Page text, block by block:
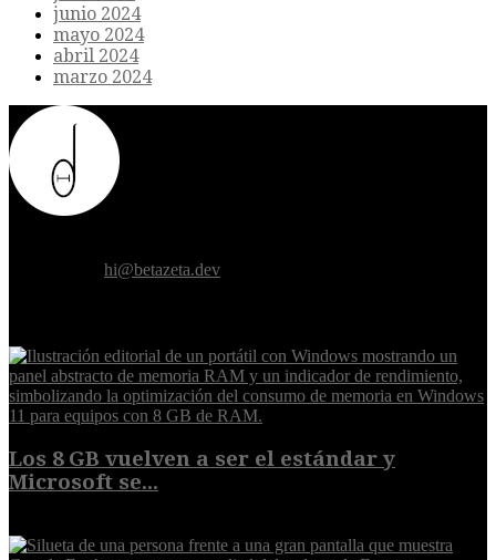
junio 2024
mayo 2024
abril 2024
marzo 2024
hi@betazeta.dev
Los 8 GB vuelven a ser el estándar y
Microsoft se...